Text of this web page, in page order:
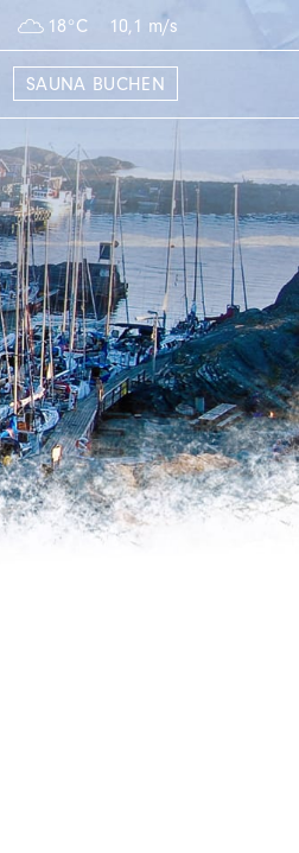
18°C 10,1 m/s
SAUNA BUCHEN